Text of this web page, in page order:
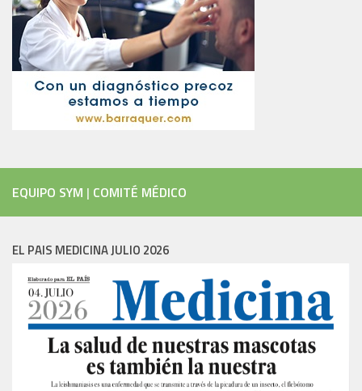
EQUIPO SYM | COMITÉ MÉDICO
EL PAIS MEDICINA JULIO 2026